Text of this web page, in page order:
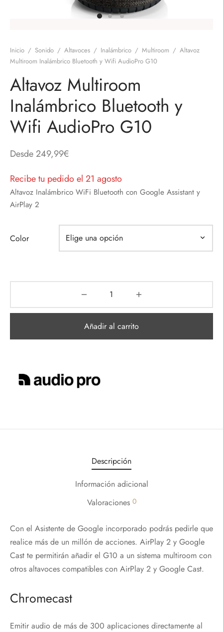
Inicio / Sonido / Altavoces / Inalámbrico / Multiroom / Altavoz
Multiroom Inalámbrico Bluetooth y Wifi AudioPro G10
Altavoz Multiroom
Inalámbrico Bluetooth y
Wifi AudioPro G10
Desde249,99€
Recibe tu pedido el 21 agosto
Altavoz Inalámbrico WiFi Bluetooth con Google Assistant y
AirPlay 2
Color
Añadir al carrito
Descripción
Información adicional
Valoraciones 0
Con el Asistente de Google incorporado podrás pedirle que
realice más de un millón de acciones. AirPlay 2 y Google
Cast te permitirán añadir el G10 a un sistema multiroom con
otros altavoces compatibles con AirPlay 2 y Google Cast.
Chromecast
Emitir audio de más de 300 aplicaciones directamente al
Equipos de Sonido